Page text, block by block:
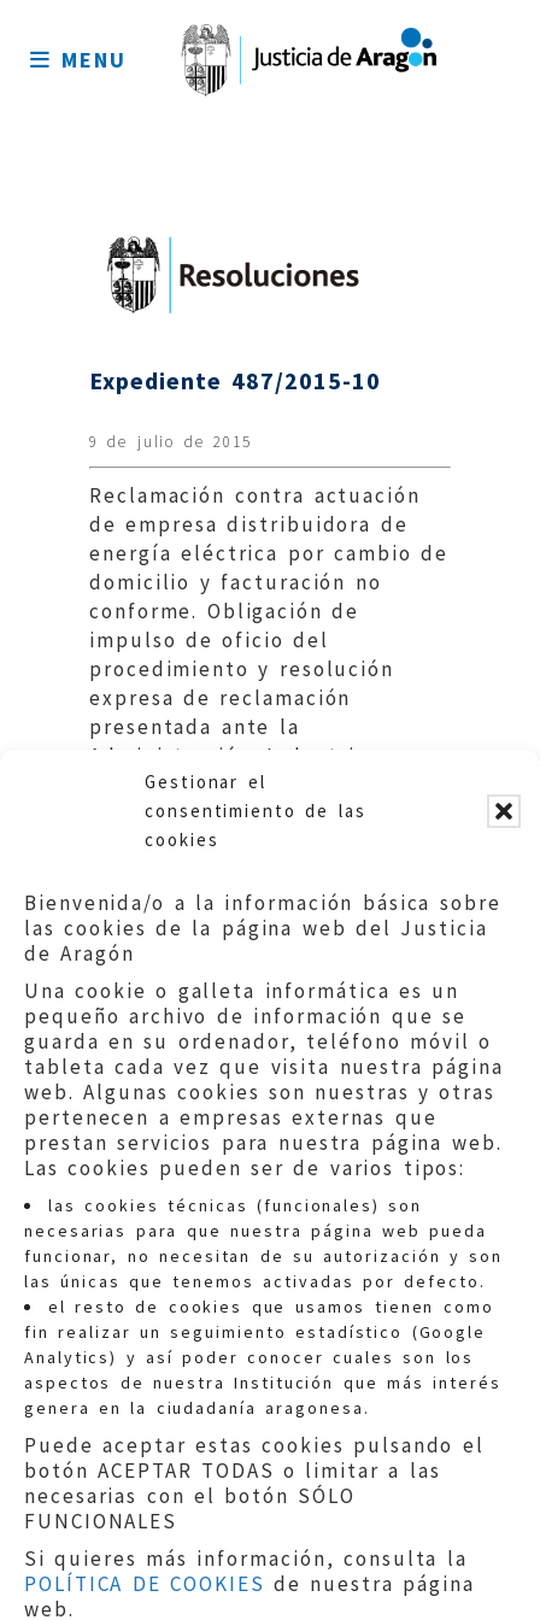
Gestionar el
consentimiento de las
cookies
Bienvenida/o a la información básica sobre
las cookies de la página web del Justicia
de Aragón
Una cookie o galleta informática es un
pequeño archivo de información que se
guarda en su ordenador, teléfono móvil o
tableta cada vez que visita nuestra página
web. Algunas cookies son nuestras y otras
pertenecen a empresas externas que
prestan servicios para nuestra página web.
Las cookies pueden ser de varios tipos:
las cookies técnicas (funcionales) son
necesarias para que nuestra página web pueda
funcionar, no necesitan de su autorización y son
las únicas que tenemos activadas por defecto.
el resto de cookies que usamos tienen como
fin realizar un seguimiento estadístico (Google
Analytics) y así poder conocer cuales son los
aspectos de nuestra Institución que más interés
genera en la ciudadanía aragonesa.
Puede aceptar estas cookies pulsando el
botón ACEPTAR TODAS o limitar a las
necesarias con el botón SÓLO
FUNCIONALES
Si quieres más información, consulta la
POLÍTICA DE COOKIES de nuestra página
web.
sitio
MENU
Expediente 487/2015-10
9 de julio de 2015
Reclamación contra actuación
de empresa distribuidora de
energía eléctrica por cambio de
domicilio y facturación no
conforme. Obligación de
impulso de oficio del
procedimiento y resolución
expresa de reclamación
presentada ante la
Administración. Industria e
Innovación.DGA
Quejas:quejas@eljusticiadearagon.es
Información general:
informacion@eljusticiadearagon.es
Teléfonos:900 210 210/
Aviso legal|Política de privacidad|